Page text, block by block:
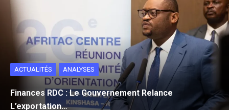
ACTUALITÉS ANALYSES
Finances RDC : Le Gouvernement Relance
L’exportation…